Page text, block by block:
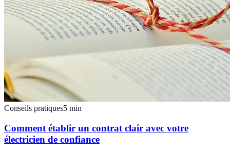
Conseils pratiques5 min
Comment établir un contrat clair avec votre
électricien de confiance